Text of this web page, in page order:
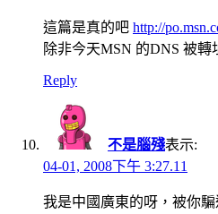
這篇是真的吧 http://
除非今天MSN 的DNS 被轉
Reply
不是腦殘表示:
04-01, 2008下午 3:27.11
我是中國廣東的呀，被你